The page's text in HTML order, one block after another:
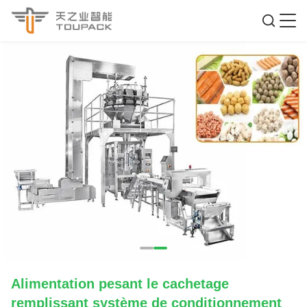
Alimentation pesant le cachetage
remplissant système de conditionnement